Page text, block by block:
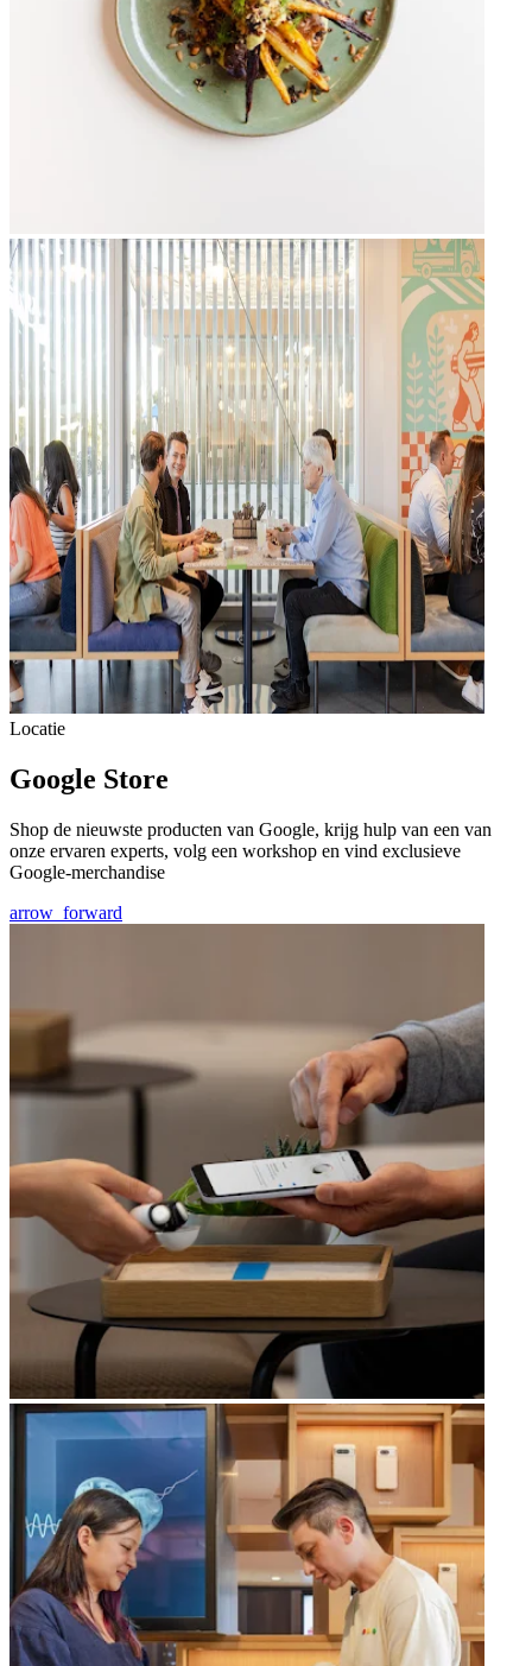
Locatie
Google Store
Shop de nieuwste producten van Google, krijg hulp van een van
onze ervaren experts, volg een workshop en vind exclusieve
Google-merchandise
arrow_forward